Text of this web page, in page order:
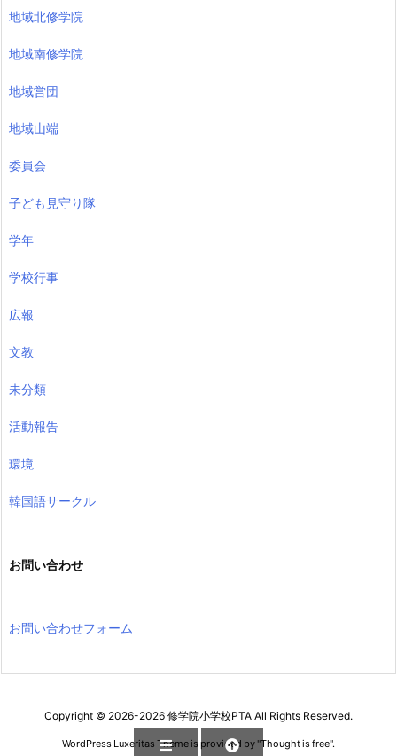
地域北修学院
地域南修学院
地域営団
地域山端
委員会
子ども見守り隊
学年
学校行事
広報
文教
未分類
活動報告
環境
韓国語サークル
お問い合わせ
お問い合わせフォーム
Copyright © 2026-2026 修学院小学校PTA All Rights Reserved.
WordPress Luxeritas Theme is provided by "Thought is free".